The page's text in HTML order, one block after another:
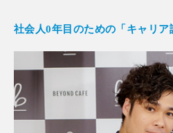
社会人0年目のための「キャリア